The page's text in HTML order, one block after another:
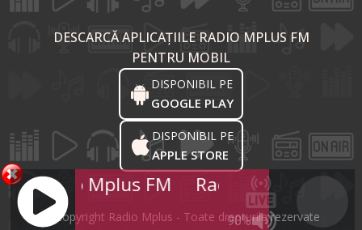
DESCARCĂ APLICAȚIILE RADIO MPLUS FM
PENTRU MOBIL
DISPONIBIL PE
GOOGLE PLAY
DISPONIBIL PE
APPLE STORE
© Copyright Radio Mplus - Toate drepturile rezervate
90%
Radio Mplus FM Radio Mplus FM